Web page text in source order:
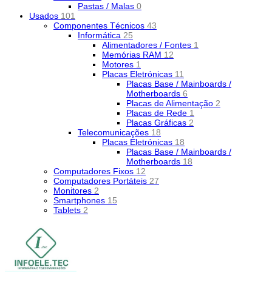
Pastas / Malas 0
Usados 101
Componentes Técnicos 43
Informática 25
Alimentadores / Fontes 1
Memórias RAM 12
Motores 1
Placas Eletrónicas 11
Placas Base / Mainboards /
Motherboards 6
Placas de Alimentação 2
Placas de Rede 1
Placas Gráficas 2
Telecomunicações 18
Placas Eletrónicas 18
Placas Base / Mainboards /
Motherboards 18
Computadores Fixos 12
Computadores Portáteis 27
Monitores 2
Smartphones 15
Tablets 2